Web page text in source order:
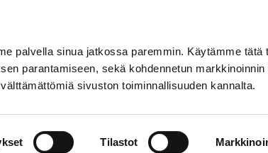
palvella sinua jatkossa paremmin. Käytämme tätä
parantamiseen, sekä kohdennetun markkinoinnin
sivuston toiminnallisuuden kannalta.
Tilastot